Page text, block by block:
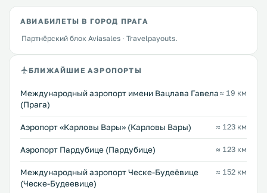
АВИАБИЛЕТЫ В ГОРОД ПРАГА
Партнёрский блок Aviasales · Travelpayouts.
БЛИЖАЙШИЕ АЭРОПОРТЫ
Международный аэропорт имени Вацлава Гавела
(Прага)
≈ 19 км
Аэропорт «Карловы Вары» (Карловы Вары) ≈ 123 км
Аэропорт Пардубице (Пардубице) ≈ 123 км
Международный аэропорт Ческе-Будеёвице
(Ческе-Будеевице)
≈ 152 км